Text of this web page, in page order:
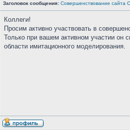
Заголовок сообщения: Совершенствование сайта
Коллеги!
Просим активно участвовать в
Только при вашем активном участии он
области имитационного моделирования.